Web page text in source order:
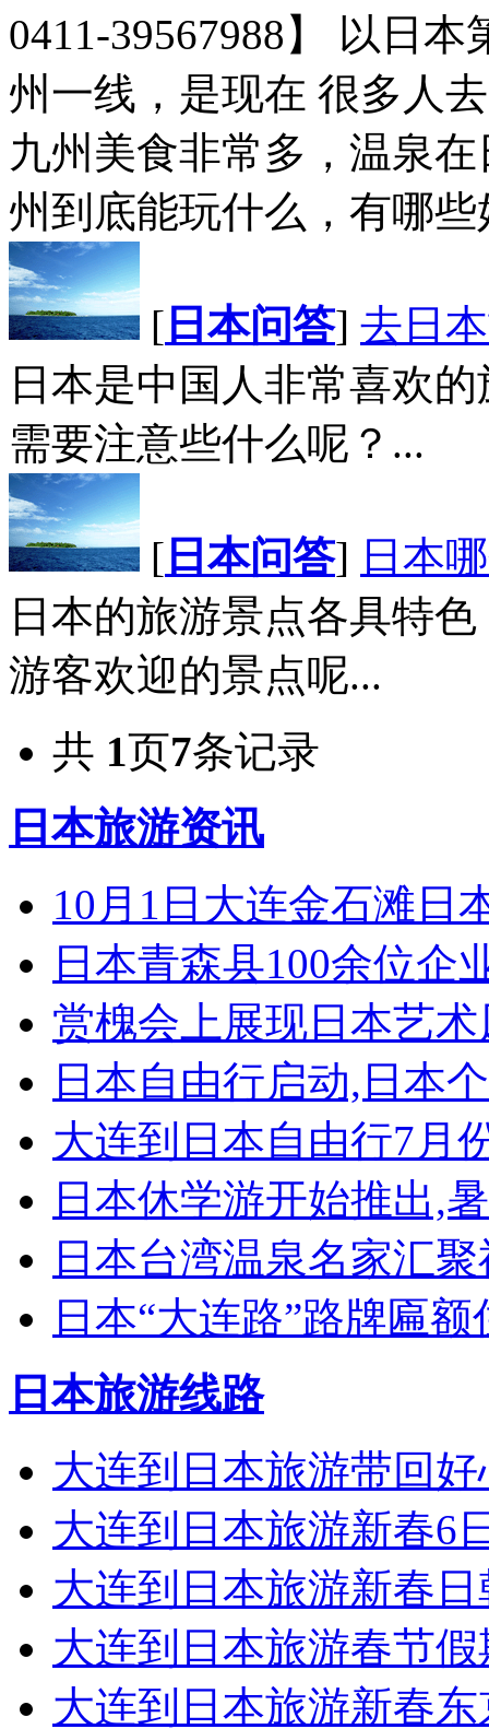
0411-39567988】 以日
州一线，是现在 很多人
九州美食非常多，温泉
州到底能玩什么，有哪些
[ 日本问答] 去日
日本是中国人非常喜欢
需要注意些什么呢？...
[ 日本问答] 日本
日本的旅游景点各具特
游客欢迎的景点呢...
共 1页7条记录
日本旅游资讯
10月1日大连金石滩日
日本青森县100余位企
赏槐会上展现日本艺术
日本自由行启动,日本
大连到日本自由行7月
日本休学游开始推出,
日本台湾温泉名家汇
日本“大连路”路牌匾
日本旅游线路
大连到日本旅游带回
大连到日本旅游新春6
大连到日本旅游新春
大连到日本旅游春节
大连到日本旅游新春